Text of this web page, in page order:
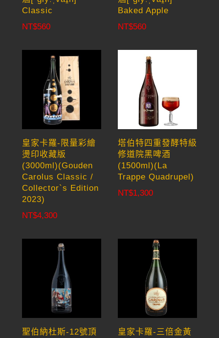
Classic
NT$560
Baked Apple
NT$560
皇家卡羅-限量彩繪
燙印收藏版
(3000ml)(Gouden
Carolus Classic /
Collector`s Edition
2023)
NT$4,300
塔伯特四重發酵特級
修道院黑啤酒
(1500ml)(La
Trappe Quadrupel)
NT$1,300
聖伯納杜斯-12號頂
皇家卡羅-三倍金黃